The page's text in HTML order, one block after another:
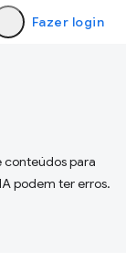
Fazer login
conteúdos para
podem ter erros.